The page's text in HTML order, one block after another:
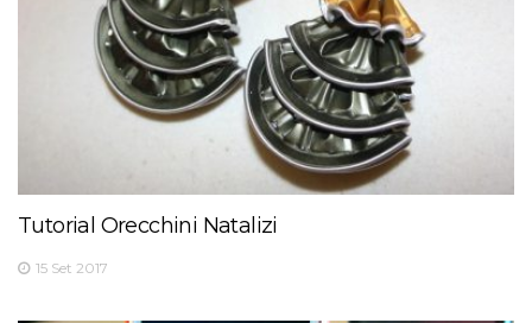
Tutorial Orecchini Natalizi
15 Set 2017